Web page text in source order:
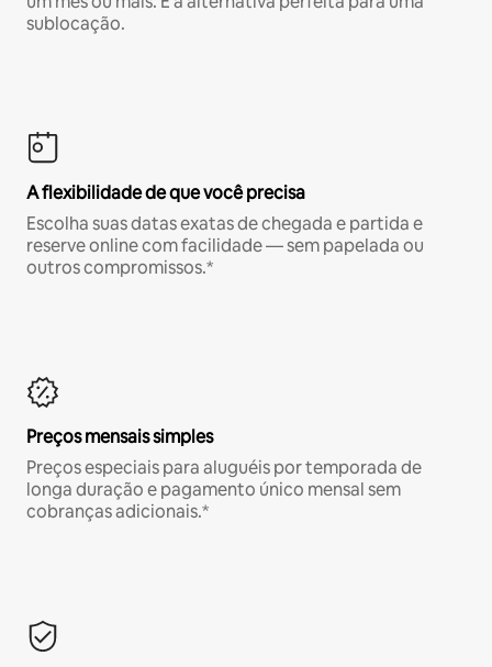
sublocação.
A flexibilidade de que você precisa
Escolha suas datas exatas de chegada e partida e
reserve online com facilidade — sem papelada ou
outros compromissos.*
Preços mensais simples
Preços especiais para aluguéis por temporada de
longa duração e pagamento único mensal sem
cobranças adicionais.*